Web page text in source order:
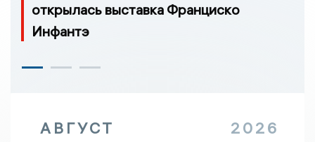
открылась выставка Франциско
Инфантэ
АВГУСТ 2026